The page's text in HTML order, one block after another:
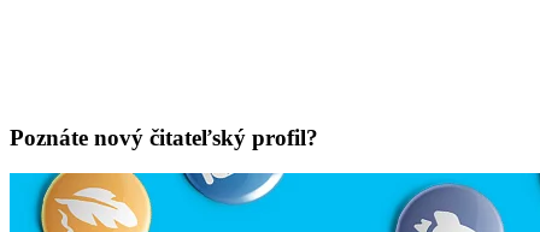
Poznáte nový čitateľský profil?